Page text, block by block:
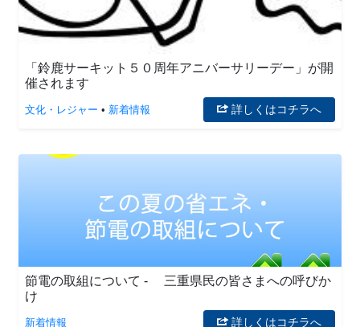
「鈴鹿サーキット５０周年アニバーサリーデー」が開
催されます
文化・レジャー • 新着情報 詳しくはコチラへ
節電の取組について - 三重県民の皆さまへの呼びか
け
新着情報 詳しくはコチラへ